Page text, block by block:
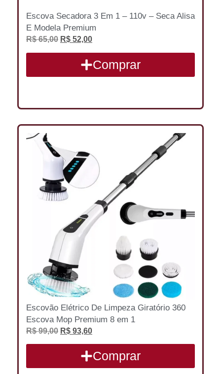
Escova Secadora 3 Em 1 – 110v – Seca Alisa
E Modela Premium
R$65,00 R$ 52,00
Comprar
Escovão Elétrico De Limpeza Giratório 360
Escova Mop Premium 8 em 1
R$99,00 R$ 93,60
Comprar